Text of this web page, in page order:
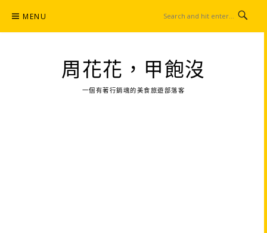
content
MENU
周花花，甲飽沒
一個有著行銷魂的美食旅遊部落客